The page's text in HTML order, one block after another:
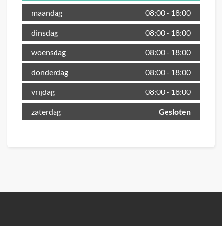
maandag 08:00- 18:00
dinsdag 08:00- 18:00
woensdag 08:00- 18:00
donderdag 08:00- 18:00
vrijdag 08:00- 18:00
zaterdag Gesloten